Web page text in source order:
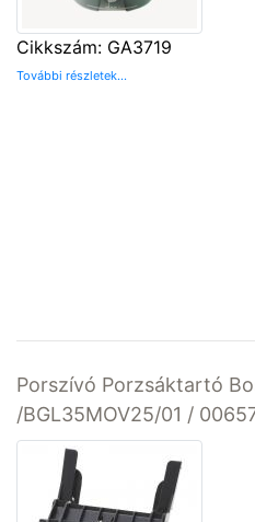
Cikkszám: GA3719
További részletek...
Porszívó Porzsáktartó
/BGL35MOV25/01 /